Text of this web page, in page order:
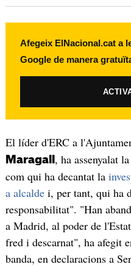
Afegeix ElNacional.cat a
Google de manera
El líder d'ERC a
Maragall , ha assenyalat
com qui ha decantat la
a alcaldei, per tant, qui ha
responsabilitat". "Han
a Madrid, al poder de
fred i descarnat", ha afegit
banda, en declaracions a